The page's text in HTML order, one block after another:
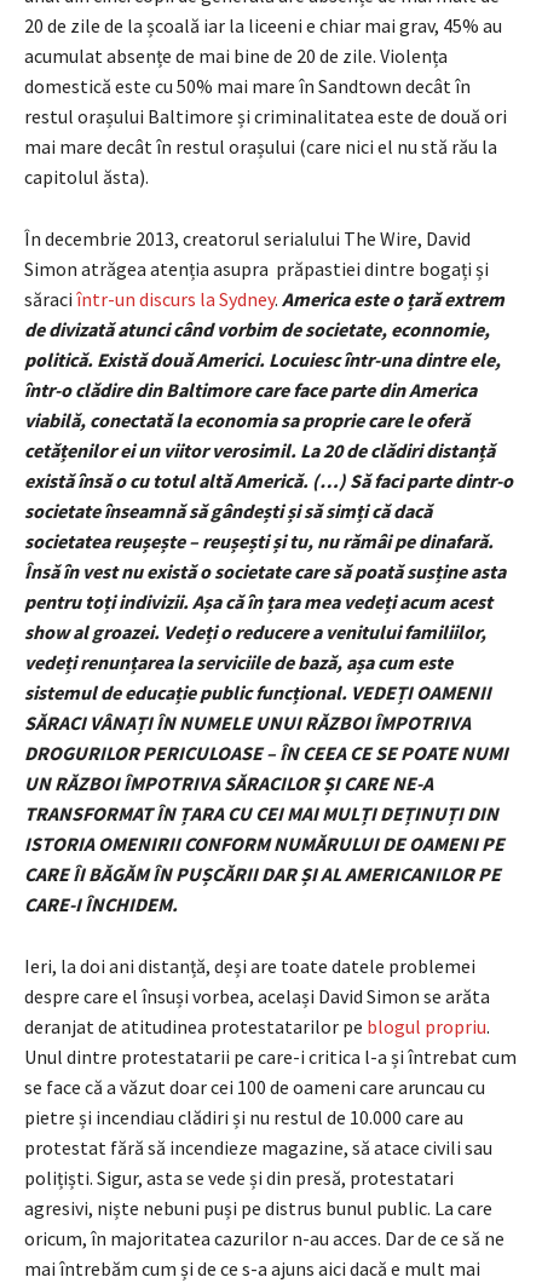
20 de zile de la școală iar la liceeni e chiar mai grav, 45% au
acumulat absențe de mai bine de 20 de zile. Violența
domestică este cu 50% mai mare în Sandtown decât în
restul orașului Baltimore și criminalitatea este de două ori
mai mare decât în restul orașului (care nici el nu stă rău la
capitolul ăsta).
În decembrie 2013, creatorul serialului The Wire, David
Simon atrăgea atenția asupra prăpastiei dintre bogați și
săraci într-un discurs la Sydney. America este o țară extrem
de divizată atunci când vorbim de societate, econnomie,
politică. Există două Americi. Locuiesc într-una dintre ele,
într-o clădire din Baltimore care face parte din America
viabilă, conectată la economia sa proprie care le oferă
cetățenilor ei un viitor verosimil. La 20 de clădiri distanță
există însă o cu totul altă Americă. (…) Să faci parte dintr-o
societate înseamnă să gândești și să simți că dacă
societatea reușește – reușești și tu, nu rămâi pe dinafară.
Însă în vest nu există o societate care să poată susține asta
pentru toți indivizii. Așa că în țara mea vedeți acum acest
show al groazei. Vedeți o reducere a venitului familiilor,
vedeți renunțarea la serviciile de bază, așa cum este
sistemul de educație public funcțional. VEDEȚI OAMENII
SĂRACI VÂNAȚI ÎN NUMELE UNUI RĂZBOI ÎMPOTRIVA
DROGURILOR PERICULOASE – ÎN CEEA CE SE POATE NUMI
UN RĂZBOI ÎMPOTRIVA SĂRACILOR ȘI CARE NE-A
TRANSFORMAT ÎN ȚARA CU CEI MAI MULȚI DEȚINUȚI DIN
ISTORIA OMENIRII CONFORM NUMĂRULUI DE OAMENI PE
CARE ÎI BĂGĂM ÎN PUȘCĂRII DAR ȘI AL AMERICANILOR PE
CARE-I ÎNCHIDEM.
Ieri, la doi ani distanță, deși are toate datele problemei
despre care el însuși vorbea, același David Simon se arăta
deranjat de atitudinea protestatarilor pe blogul propriu.
Unul dintre protestatarii pe care-i critica l-a și întrebat cum
se face că a văzut doar cei 100 de oameni care aruncau cu
pietre și incendiau clădiri și nu restul de 10.000 care au
protestat fără să incendieze magazine, să atace civili sau
polițiști. Sigur, asta se vede și din presă, protestatari
agresivi, niște nebuni puși pe distrus bunul public. La care
oricum, în majoritatea cazurilor n-au acces. Dar de ce să ne
mai întrebăm cum și de ce s-a ajuns aici dacă e mult mai